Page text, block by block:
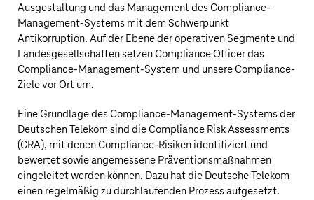
Ausgestaltung und das Management des Compliance-
Management-Systems mit dem Schwerpunkt
Antikorruption. Auf der Ebene der operativen Segmente und
Landesgesellschaften setzen Compliance Officer das
Compliance-Management-System und unsere Compliance-
Ziele vor Ort um.
Eine Grundlage des Compliance-Management-Systems der
Deutschen Telekom sind die Compliance Risk Assessments
(CRA), mit denen Compliance-Risiken identifiziert und
bewertet sowie angemessene Präventionsmaßnahmen
eingeleitet werden können. Dazu hat die Deutsche Telekom
einen regelmäßig zu durchlaufenden Prozess aufgesetzt.